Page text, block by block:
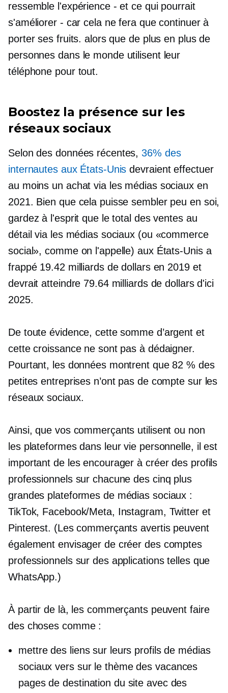
ressemble l'expérience - et ce qui pourrait
s'améliorer - car cela ne fera que continuer à
porter ses fruits. alors que de plus en plus de
personnes dans le monde utilisent leur
téléphone pour tout.
Boostez la présence sur les
réseaux sociaux
Selon des données récentes,36% des
internautes aux États-Unis devraient effectuer
au moins un achat via les médias sociaux en
2021. Bien que cela puisse sembler peu en soi,
gardez à l'esprit que le total des ventes au
détail via les médias sociaux (ou «commerce
social», comme on l'appelle) aux États-Unis a
frappé 19.42 milliards de dollars en 2019 et
devrait atteindre 79.64 milliards de dollars d'ici
2025.
De toute évidence, cette somme d’argent et
cette croissance ne sont pas à dédaigner.
Pourtant, les données montrent que 82 % des
petites entreprises n’ont pas de compte sur les
réseaux sociaux.
Ainsi, que vos commerçants utilisent ou non
les plateformes dans leur vie personnelle, il est
important de les encourager à créer des profils
professionnels sur chacune des cinq plus
grandes plateformes de médias sociaux :
TikTok, Facebook/Meta, Instagram, Twitter et
Pinterest. (Les commerçants avertis peuvent
également envisager de créer des comptes
professionnels sur des applications telles que
WhatsApp.)
À partir de là, les commerçants peuvent faire
des choses comme :
mettre des liens sur leurs profils de médias
sociaux vers sur le thème des vacances
pages de destination du site avec des